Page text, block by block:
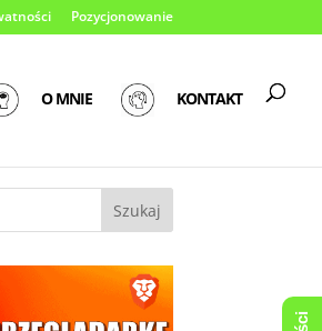
Pozycjonowanie
O MNIE KONTAKT